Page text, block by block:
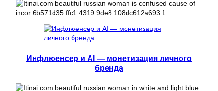
Инфлюенсер и AI — монетизация личного
бренда